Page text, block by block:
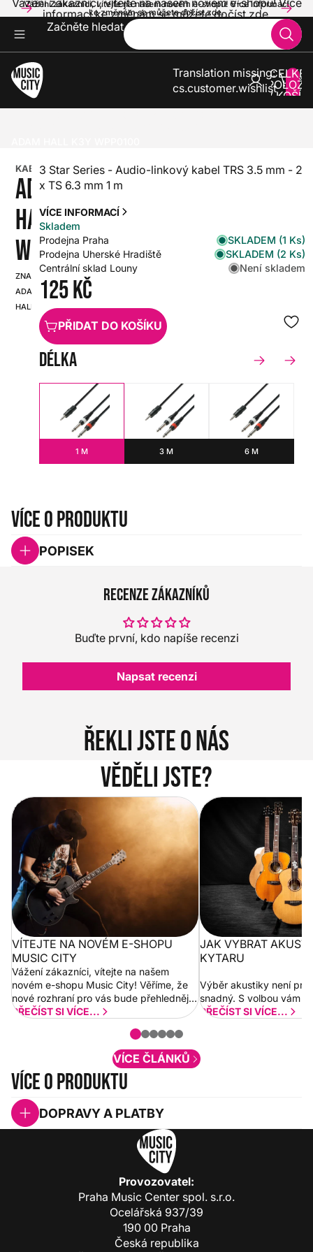
Vážení zákazníci, vítejte na našem novém e-shopu! Více informací
ke změnám se můžete dočíst zde.
Vážení zákazníci, vítejte na našem novém e-shopu! Více
informací ke změnám se můžete dočíst zde.
Začněte hledat
Translation missing:
cs.customer.wishlist
V
0
KABEL
ADAM
HALL K3Y
WPP0100
ZNAČKA:
ADAM
HALL
SKU:
HX0000000093327
3 Star Series - Audio-linkový kabel TRS 3.5 mm - 2
x TS 6.3 mm 1 m
VÍCE INFORMACÍ
Skladem
Prodejna Praha
SKLADEM (1 Ks)
Prodejna Uherské Hradiště
SKLADEM (2 Ks)
Centrální sklad Louny
Není skladem
125 Kč
PŘIDAT DO KOŠÍKU
délka
1 M 3 M 6 M
Více o produktu
POPISEK
Recenze zákazníků
Buďte první, kdo napíše recenzi
Napsat recenzi
Řekli jste o nás
Věděli jste?
Vítejte na novém e-shopu Music
City
VÍTEJTE NA NOVÉM E-SHOPU
MUSIC CITY
Vážení zákazníci, vítejte na našem
novém e-shopu Music City! Věříme, že
nové rozhraní pro vás bude přehlednější
a rychlejší. Postupně budeme přidávat
PŘEČÍST SI VÍCE...
Jak vybrat
JAK VYBRAT
KYTARU
Výběr akustiky není pro
snadný. S volbou vám
PŘEČÍST SI VÍCE...
VÍCE ČLÁNKŮ
Více o produktu
DOPRAVY A PLATBY
Provozovatel:
Praha Music Center spol. s.r.o.
Ocelářská 937/39
190 00 Praha
Česká republika